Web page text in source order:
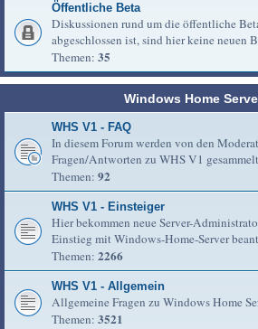
Öffentliche Beta
Diskussionen rund um die öffentliche
abgeschlossen ist, sind hier keine neuen
Themen: 35
Windows Home
WHS V1 - FAQ
In diesem Forum werden von den
Fragen/Antworten zu WHS V1
Themen: 92
WHS V1 - Einsteiger
Hier bekommen neue Server-
Einstieg mit Windows-Home-Server
Themen: 2266
WHS V1 - Allgemein
Allgemeine Fragen zu Windows Home
Themen: 3521